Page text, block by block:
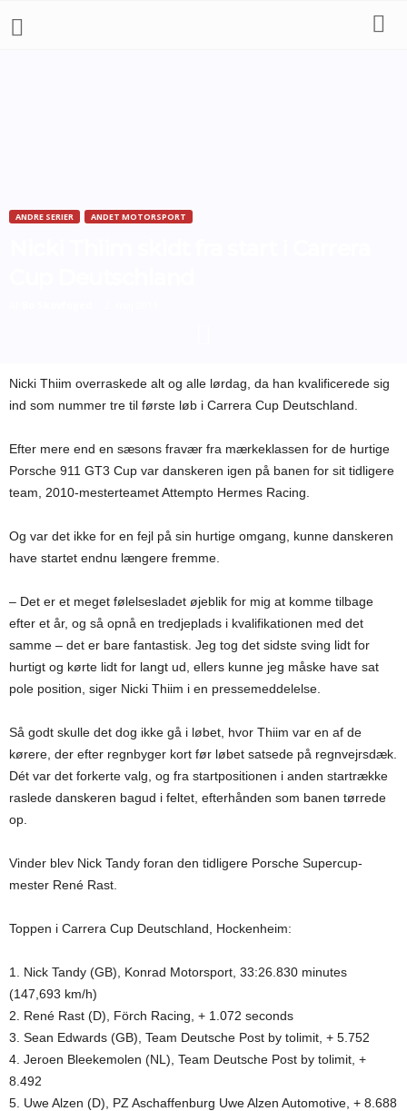
ANDRE SERIER ANDET MOTORSPORT
Nicki Thiim overraskede alt og alle lørdag, da han kvalificerede sig
ind som nummer tre til første løb i Carrera Cup Deutschland.
Efter mere end en sæsons fravær fra mærkeklassen for de hurtige
Porsche 911 GT3 Cup var danskeren igen på banen for sit tidligere
team, 2010-mesterteamet Attempto Hermes Racing.
Og var det ikke for en fejl på sin hurtige omgang, kunne danskeren
have startet endnu længere fremme.
– Det er et meget følelsesladet øjeblik for mig at komme tilbage
efter et år, og så opnå en tredjeplads i kvalifikationen med det
samme – det er bare fantastisk. Jeg tog det sidste sving lidt for
hurtigt og kørte lidt for langt ud, ellers kunne jeg måske have sat
pole position, siger Nicki Thiim i en pressemeddelelse.
Så godt skulle det dog ikke gå i løbet, hvor Thiim var en af de
kørere, der efter regnbyger kort før løbet satsede på regnvejrsdæk.
Dét var det forkerte valg, og fra startpositionen i anden startrække
raslede danskeren bagud i feltet, efterhånden som banen tørrede
op.
Vinder blev Nick Tandy foran den tidligere Porsche Supercup-
mester René Rast.
Toppen i Carrera Cup Deutschland, Hockenheim:
1. Nick Tandy (GB), Konrad Motorsport, 33:26.830 minutes
(147,693 km/h)
2. René Rast (D), Förch Racing, + 1.072 seconds
3. Sean Edwards (GB), Team Deutsche Post by tolimit, + 5.752
4. Jeroen Bleekemolen (NL), Team Deutsche Post by tolimit, +
8.492
5. Uwe Alzen (D), PZ Aschaffenburg Uwe Alzen Automotive, + 8.688